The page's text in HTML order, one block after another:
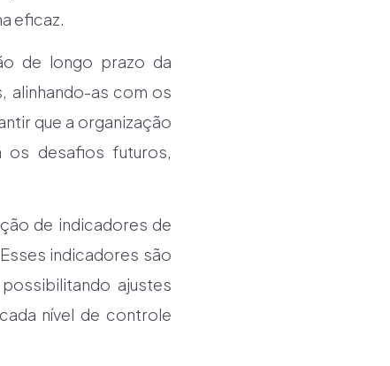
eficaz.
de longo prazo da
alinhando-as com os
que a organização
os desafios futuros,
de indicadores de
indicadores são
ajustes
nível de controle